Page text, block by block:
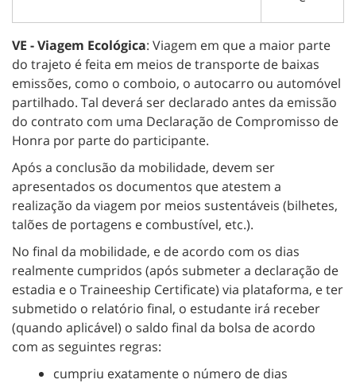
VE - Viagem Ecológica: Viagem em que a maior parte
do trajeto é feita em meios de transporte de baixas
emissões, como o comboio, o autocarro ou automóvel
partilhado. Tal deverá ser declarado antes da emissão
do contrato com uma Declaração de Compromisso de
Honra por parte do participante.
Após a conclusão da mobilidade, devem ser
apresentados os documentos que atestem a
realização da viagem por meios sustentáveis (bilhetes,
talões de portagens e combustível, etc.).
No final da mobilidade, e de acordo com os dias
realmente cumpridos (após submeter a declaração de
estadia e o Traineeship Certificate) via plataforma, e ter
submetido o relatório final, o estudante irá receber
(quando aplicável) o saldo final da bolsa de acordo
com as seguintes regras:
cumpriu exatamente o número de dias